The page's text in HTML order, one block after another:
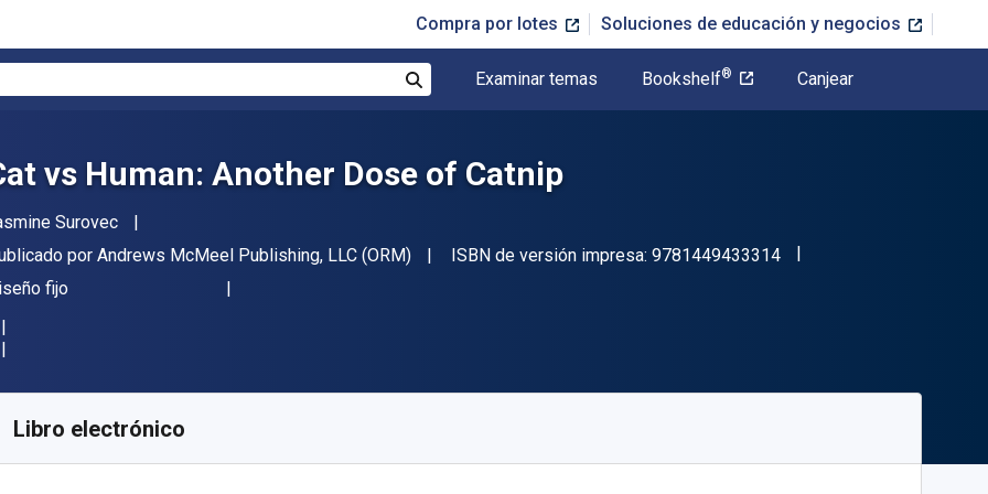
Compra por lotes Soluciones de educación y negocios
Examinar temas Bookshelf® Canjear
vs Human: Another Dose of Catnip
Surovec
por Andrews McMeel Publishing, LLC (ORM) ISBN de versión impresa: 9781449433314"ISBN-13
fijo
Libro electrónico